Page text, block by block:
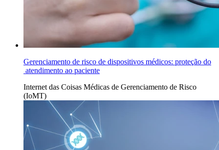
Gerenciamento de risco de dispositivos médicos: proteção do
atendimento ao paciente
Internet das Coisas Médicas de Gerenciamento de Risco
(IoMT)